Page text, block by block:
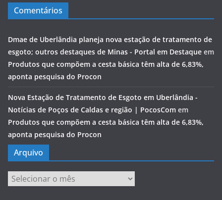
Comentários
Dmae de Uberlândia planeja nova estação de tratamento de
esgoto; outros destaques de Minas - Portal em Destaque em
Produtos que compõem a cesta básica têm alta de 6,83%,
aponta pesquisa do Procon
Nova Estação de Tratamento de Esgoto em Uberlândia -
Notícias de Poços de Caldas e região | PocosCom em
Produtos que compõem a cesta básica têm alta de 6,83%,
aponta pesquisa do Procon
Arquivo
Arquivo